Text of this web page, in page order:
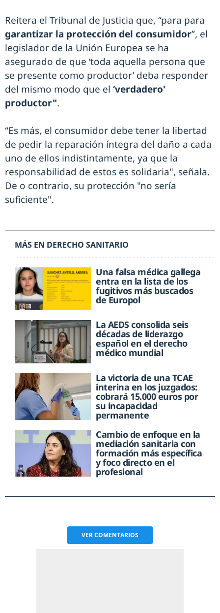
Reitera el Tribunal de Justicia que, “para para
garantizar la protección del consumidor”, el
legislador de la Unión Europea se ha
asegurado de que ‘toda aquella persona que
se presente como productor’ deba responder
del mismo modo que el ‘verdadero'
productor".
“Es más, el consumidor debe tener la libertad
de pedir la reparación íntegra del daño a cada
uno de ellos indistintamente, ya que la
responsabilidad de estos es solidaria", señala.
De o contrario, su protección "no sería
suficiente".
MÁS EN DERECHO SANITARIO
Una falsa médica gallega
entra en la lista de los
fugitivos más buscados
de Europol
La AEDS consolida seis
décadas de liderazgo
español en el derecho
médico mundial
La victoria de una TCAE
interina en los juzgados:
cobrará 15.000 euros por
su incapacidad
permanente
Cambio de enfoque en la
mediación sanitaria con
formación más específica
y foco directo en el
profesional
VERCOMENTARIOS